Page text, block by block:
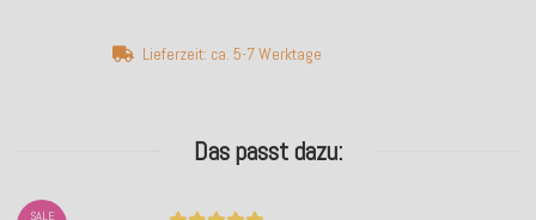
Lieferzeit: ca. 5-7 Werktage
Das passt dazu:
SALE